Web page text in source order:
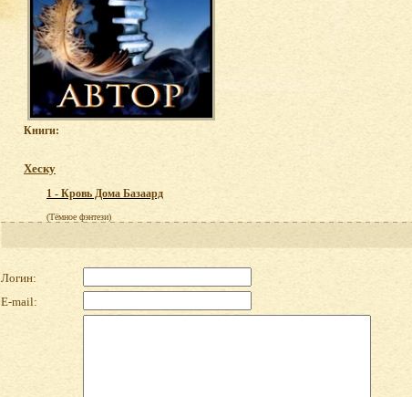
Книги:
Хеску
1 - Кровь Дома Базаард
(Тёмное фэнтези)
Логин:
E-mail: